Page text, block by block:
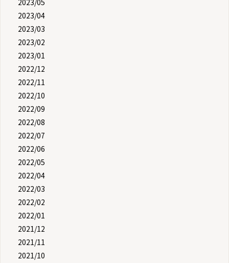
2023/05
2023/04
2023/03
2023/02
2023/01
2022/12
2022/11
2022/10
2022/09
2022/08
2022/07
2022/06
2022/05
2022/04
2022/03
2022/02
2022/01
2021/12
2021/11
2021/10